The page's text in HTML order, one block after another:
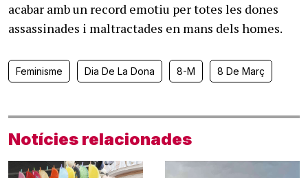
acabar amb un record emotiu per totes les dones
assassinades i maltractades en mans dels homes.
Feminisme Dia De La Dona 8-M 8 De Març
Notícies relacionades